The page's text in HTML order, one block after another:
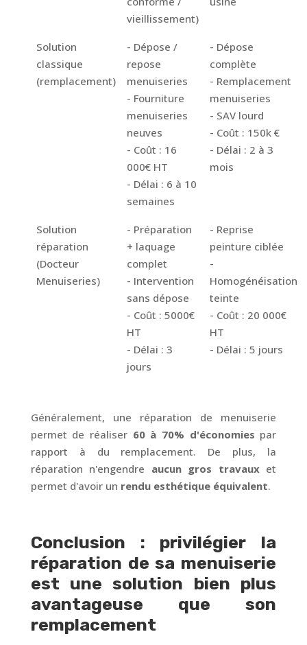
vieillissement)
Solution
classique
(remplacement)
- Dépose /
repose
menuiseries
- Fourniture
menuiseries
neuves
- Coût : 16
000€ HT
- Délai : 6 à 10
semaines
- Dépose
complète
- Remplacement
menuiseries
- SAV lourd
- Coût : 150k €
- Délai : 2 à 3
mois
Solution
réparation
(Docteur
Menuiseries)
- Préparation
+ laquage
complet
- Intervention
sans dépose
- Coût : 5000€
HT
- Délai : 3
jours
- Reprise
peinture ciblée
-
Homogénéisation
teinte
- Coût : 20 000€
HT
- Délai : 5 jours
Généralement, une réparation de menuiserie
permet de réaliser 60 à 70% d'économies par
rapport à du remplacement. De plus, la
réparation n'engendre aucun gros travauxet
permet d'avoir un rendu esthétique équivalent.
Conclusion : privilégier la
réparation de sa menuiserie
est une solution bien plus
avantageuse que son
remplacement